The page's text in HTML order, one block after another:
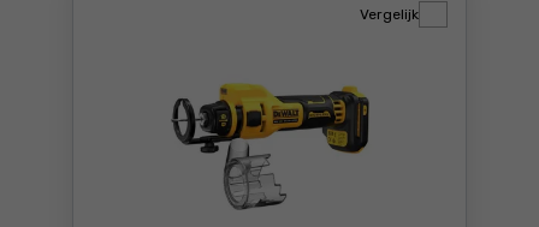
Vergelijk